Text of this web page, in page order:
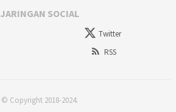
JARINGAN SOCIAL
Twitter
RSS
© Copyright 2018-2024.